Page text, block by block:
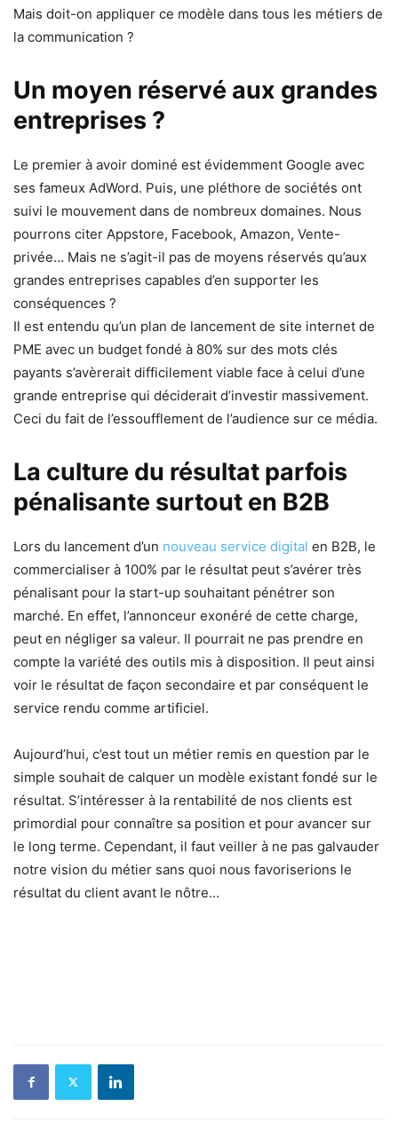
Mais doit-on appliquer ce modèle dans tous les métiers de
la communication ?
Un moyen réservé aux grandes
entreprises ?
Le premier à avoir dominé est évidemment Google avec
ses fameux AdWord. Puis, une pléthore de sociétés ont
suivi le mouvement dans de nombreux domaines. Nous
pourrons citer Appstore, Facebook, Amazon, Vente-
privée… Mais ne s’agit-il pas de moyens réservés qu’aux
grandes entreprises capables d’en supporter les
conséquences ?
Il est entendu qu’un plan de lancement de site internet de
PME avec un budget fondé à 80% sur des mots clés
payants s’avèrerait difficilement viable face à celui d’une
grande entreprise qui déciderait d’investir massivement.
Ceci du fait de l’essoufflement de l’audience sur ce média.
La culture du résultat parfois
pénalisante surtout en B2B
Lors du lancement d’un nouveau service digital en B2B, le
commercialiser à 100% par le résultat peut s’avérer très
pénalisant pour la start-up souhaitant pénétrer son
marché. En effet, l’annonceur exonéré de cette charge,
peut en négliger sa valeur. Il pourrait ne pas prendre en
compte la variété des outils mis à disposition. Il peut ainsi
voir le résultat de façon secondaire et par conséquent le
service rendu comme artificiel.
Aujourd’hui, c’est tout un métier remis en question par le
simple souhait de calquer un modèle existant fondé sur le
résultat. S’intéresser à la rentabilité de nos clients est
primordial pour connaître sa position et pour avancer sur
le long terme. Cependant, il faut veiller à ne pas galvauder
notre vision du métier sans quoi nous favoriserions le
résultat du client avant le nôtre…